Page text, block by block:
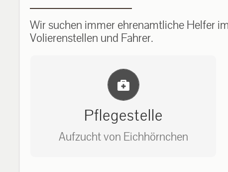
Wir suchen immer ehrenamtliche Helfer
Volierenstellen und Fahrer.
Pflegestelle
Aufzucht von Eichhörnchen
Einlernung und Infos